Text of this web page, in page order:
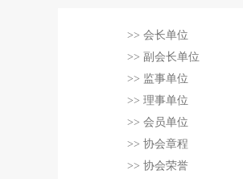
>> 会长单位
>> 副会长单位
>> 监事单位
>> 理事单位
>> 会员单位
>> 协会章程
>> 协会荣誉